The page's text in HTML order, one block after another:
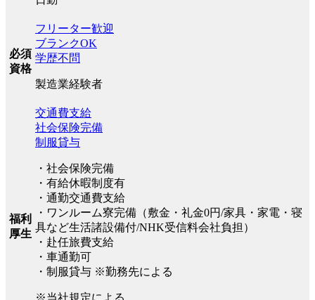
必須
資格
フリーター歓迎
ブランクOK
学歴不問
製造業経験者
福利
厚生
交通費支給
社会保険完備
制服貸与
・社会保険完備
・有給休暇制度有
・通勤交通費支給
・ワンルーム寮完備（敷金・礼金0円/家具・家電・寝
具など生活諸設備付/NHK受信料会社負担）
・赴任旅費支給
・車通勤可
・制服貸与 ※勤務先による
※当社規定による